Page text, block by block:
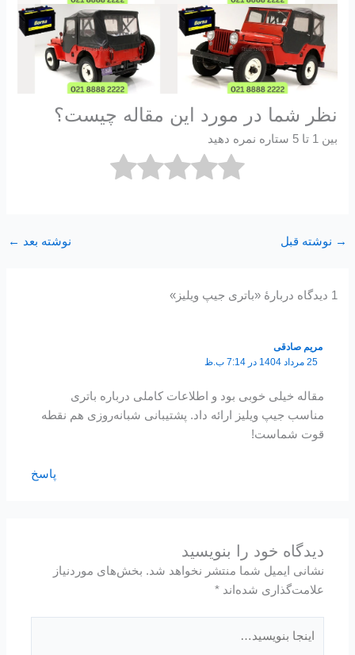
نظر شما در مورد این مقاله چیست؟
بین 1 تا 5 ستاره نمره دهید
→ نوشته قبل نوشته بعد ←
1 دیدگاه دربارهٔ «باتری جیپ ویلیز»
مریم صادقی
25 مرداد 1404 در 7:14 ب.ظ
مقاله خیلی خوبی بود و اطلاعات کاملی درباره باتری
مناسب جیپ ویلیز ارائه داد. پشتیبانی شبانه‌روزی هم نقطه
قوت شماست!
پاسخ
دیدگاه‌ خود را بنویسید
نشانی ایمیل شما منتشر نخواهد شد. بخش‌های موردنیاز
علامت‌گذاری شده‌اند*
بنویسید…